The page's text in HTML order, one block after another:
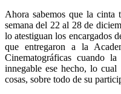
Ahora sabemos que la cinta
semana del 22 al 28 de
lo atestiguan los encargados
que entregaron a la
Cinematográficas cuando
innegable ese hecho, lo
cosas, sobre todo de su